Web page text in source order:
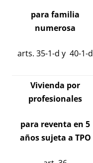
para familia
numerosa
arts. 35-1-d y 40-1-d
Vivienda por
profesionales
para reventa en 5
años sujeta a TPO